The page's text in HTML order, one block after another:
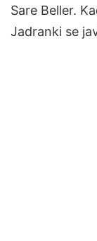
Sare Beller.
Jadranki se